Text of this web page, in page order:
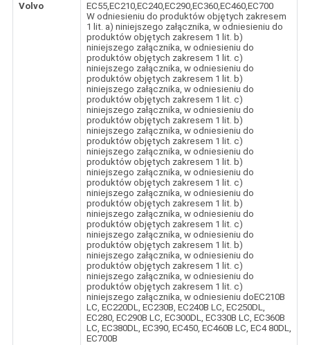
Volvo
EC55,EC210,EC240,EC290,EC360,EC460,EC700
W odniesieniu do produktów objętych zakresem
1 lit. a) niniejszego załącznika, w odniesieniu do
produktów objętych zakresem 1 lit. b)
niniejszego załącznika, w odniesieniu do
produktów objętych zakresem 1 lit. c)
niniejszego załącznika, w odniesieniu do
produktów objętych zakresem 1 lit. b)
niniejszego załącznika, w odniesieniu do
produktów objętych zakresem 1 lit. c)
niniejszego załącznika, w odniesieniu do
produktów objętych zakresem 1 lit. b)
niniejszego załącznika, w odniesieniu do
produktów objętych zakresem 1 lit. c)
niniejszego załącznika, w odniesieniu do
produktów objętych zakresem 1 lit. b)
niniejszego załącznika, w odniesieniu do
produktów objętych zakresem 1 lit. c)
niniejszego załącznika, w odniesieniu do
produktów objętych zakresem 1 lit. b)
niniejszego załącznika, w odniesieniu do
produktów objętych zakresem 1 lit. c)
niniejszego załącznika, w odniesieniu do
produktów objętych zakresem 1 lit. b)
niniejszego załącznika, w odniesieniu do
produktów objętych zakresem 1 lit. c)
niniejszego załącznika, w odniesieniu do
produktów objętych zakresem 1 lit. c)
niniejszego załącznika, w odniesieniu doEC210B
LC, EC220DL, EC230B, EC240B LC, EC250DL,
EC280, EC290B LC, EC300DL, EC330B LC, EC360B
LC, EC380DL, EC390, EC450, EC460B LC, EC4 80DL,
EC700B